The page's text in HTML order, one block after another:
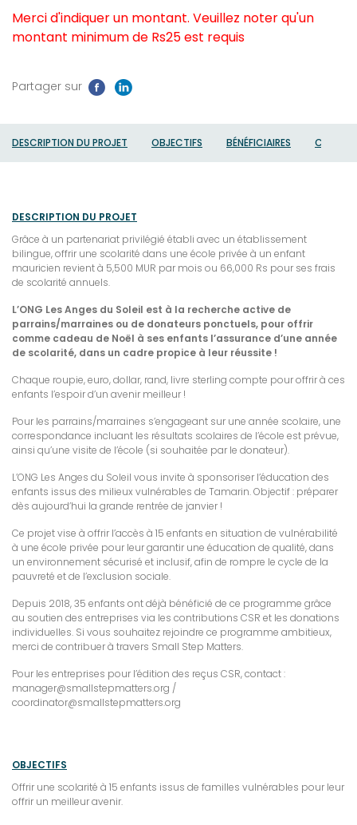
A
CHILD
Anges
Merci d'indiquer un montant. Veuillez noter qu'un
montant minimum de Rs25 est requis
Partager sur
DESCRIPTION DU PROJET OBJECTIFS BÉNÉFICIAIRES
DESCRIPTION DU PROJET
Grâce à un partenariat privilégié établi avec un établissement
bilingue, offrir une scolarité dans une école privée à un enfant
mauricien revient à 5,500 MUR par mois ou 66,000 Rs pour ses frais
de scolarité annuels.
L’ONG Les Anges du Soleil est à la recherche active de
parrains/marraines ou de donateurs ponctuels, pour offrir
comme cadeau de Noël à ses enfants l’assurance d’une année
de scolarité, dans un cadre propice à leur réussite !
Chaque roupie, euro, dollar, rand, livre sterling compte pour offrir à ces
enfants l’espoir d’un avenir meilleur !
Pour les parrains/marraines s’engageant sur une année scolaire, une
correspondance incluant les résultats scolaires de l’école est prévue,
ainsi qu’une visite de l’école (si souhaitée par le donateur).
L’ONG Les Anges du Soleil vous invite à sponsoriser l’éducation des
enfants issus des milieux vulnérables de Tamarin. Objectif : préparer
dès aujourd’hui la grande rentrée de janvier !
Ce projet vise à offrir l’accès à 15 enfants en situation de vulnérabilité
à une école privée pour leur garantir une éducation de qualité, dans
un environnement sécurisé et inclusif, afin de rompre le cycle de la
pauvreté et de l’exclusion sociale.
Depuis 2018, 35 enfants ont déjà bénéficié de ce programme grâce
au soutien des entreprises via les contributions CSR et les donations
individuelles. Si vous souhaitez rejoindre ce programme ambitieux,
merci de contribuer à travers Small Step Matters.
Pour les entreprises pour l’édition des reçus CSR, contact :
manager@smallstepmatters.org /
coordinator@smallstepmatters.org
OBJECTIFS
Offrir une scolarité à 15 enfants issus de familles vulnérables pour leur
offrir un meilleur avenir.